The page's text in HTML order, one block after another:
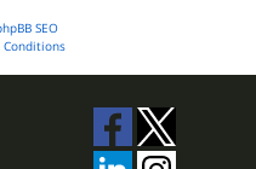
SEO
Conditions